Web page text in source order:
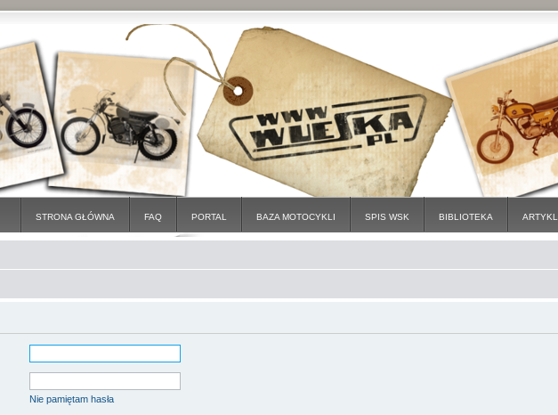
STRONA GŁÓWNA FAQ PORTAL BAZA MOTOCYKLI SPIS WSK BIBLIOTEKA
Nie pamiętam hasła